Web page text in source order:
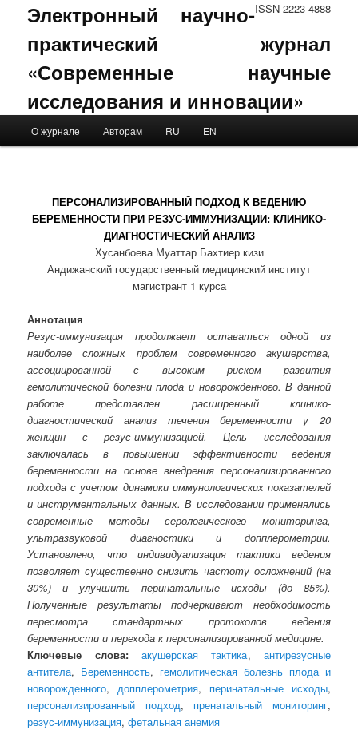
ISSN 2223-4888
Электронный научно-
практический журнал
«Современные научные
исследования и инновации»
Skip to primary content
Skip to secondary content
О журнале Авторам RU EN
ПЕРСОНАЛИЗИРОВАННЫЙ ПОДХОД К ВЕДЕНИЮ
БЕРЕМЕННОСТИ ПРИ РЕЗУС-ИММУНИЗАЦИИ: КЛИНИКО-
ДИАГНОСТИЧЕСКИЙ АНАЛИЗ
Хусанбоева Муаттар Бахтиер кизи
Андижанский государственный медицинский институт
магистрант 1 курса
Аннотация
Резус-иммунизация продолжает оставаться одной из
наиболее сложных проблем современного акушерства,
ассоциированной с высоким риском развития
гемолитической болезни плода и новорожденного. В данной
работе представлен расширенный клинико-
диагностический анализ течения беременности у 20
женщин с резус-иммунизацией. Цель исследования
заключалась в повышении эффективности ведения
беременности на основе внедрения персонализированного
подхода с учетом динамики иммунологических показателей
и инструментальных данных. В исследовании применялись
современные методы серологического мониторинга,
ультразвуковой диагностики и допплерометрии.
Установлено, что индивидуализация тактики ведения
позволяет существенно снизить частоту осложнений (на
30%) и улучшить перинатальные исходы (до 85%).
Полученные результаты подчеркивают необходимость
пересмотра стандартных протоколов ведения
беременности и перехода к персонализированной медицине.
Ключевые слова:
акушерская тактика, антирезусные
антитела, Беременность, гемолитическая болезнь плода и
новорожденного,допплерометрия, перинатальные исходы,
персонализированный подход, пренатальный мониторинг,
резус-иммунизация,фетальная анемия